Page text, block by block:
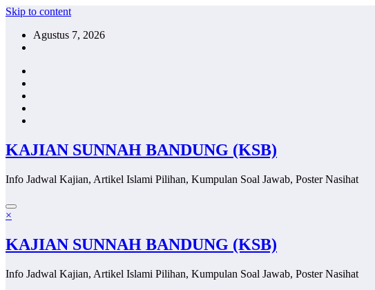
Skip to content
Agustus 7, 2026
KAJIAN SUNNAH BANDUNG (KSB)
Info Jadwal Kajian, Artikel Islami Pilihan, Kumpulan Soal Jawab, Poster Nasihat
×
KAJIAN SUNNAH BANDUNG (KSB)
Info Jadwal Kajian, Artikel Islami Pilihan, Kumpulan Soal Jawab, Poster Nasihat